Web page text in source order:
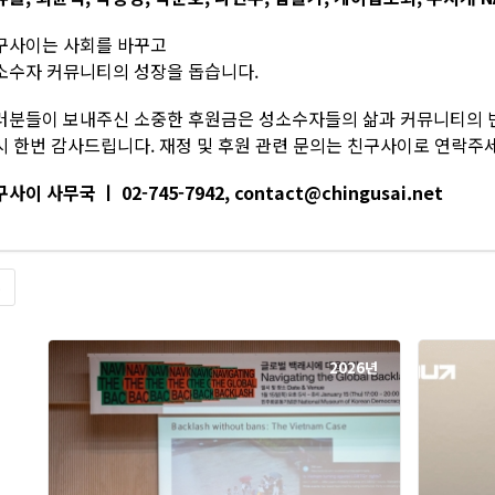
사이는 사회를 바꾸고
수자 커뮤니티의 성장을 돕습니다.
분들이 보내주신 소중한 후원금은 성소수자들의 삶과 커뮤니티의
한번 감사드립니다. 재정 및 후원 관련 문의는 친구사이로 연락주
사이 사무국 ㅣ 02-745-7942, contact@chingusai.net
2026년